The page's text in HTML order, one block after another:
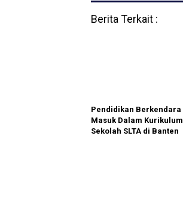
Berita Terkait :
Pendidikan Berkendara
Masuk Dalam Kurikulum
Sekolah SLTA di Banten